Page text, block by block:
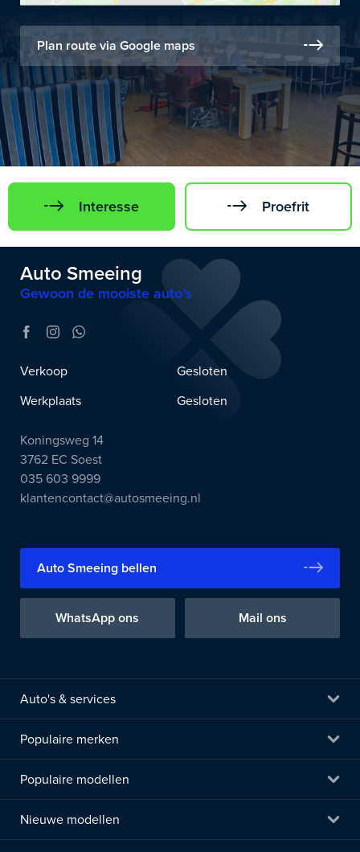
Plan route via Google maps
Interesse Proefrit
Auto Smeeing
Gewoon de mooiste auto’s
Verkoop
Gesloten
Werkplaats
Gesloten
Koningsweg 14
3762 EC Soest
035 603 9999
klantencontact@autosmeeing.nl
Auto Smeeing bellen
WhatsApp ons Mail ons
Auto's & services
Populaire merken
Populaire modellen
Nieuwe modellen